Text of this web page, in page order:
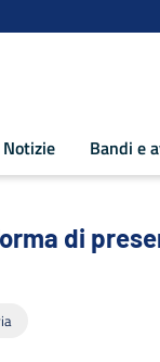
Notizie Bandi e
di
di